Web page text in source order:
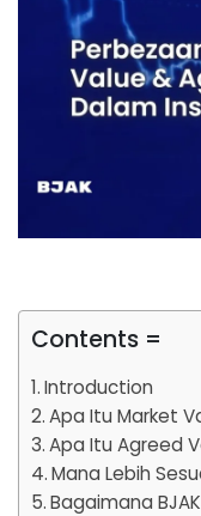
Contents =
Introduction
Apa Itu Market
Apa Itu Agreed
Mana Lebih
Bagaimana